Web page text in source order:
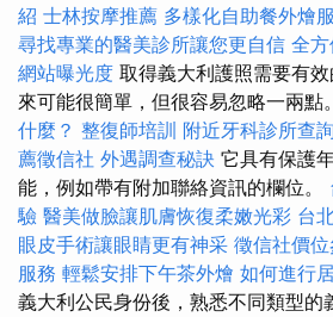
紹 士林按摩推薦 多樣化自助餐外燴
尋找專業的醫美診所讓您更自信 全
網站曝光度 取得義大利護照需要有
來可能很簡單，但很容易忽略一兩點
什麼？ 整復師培訓 附近牙科診所查詢
薦徵信社 外遇調查秘訣 它具有保護
能，例如帶有附加聯絡資訊的欄位。
驗 醫美做臉讓肌膚恢復柔嫩光彩 台
眼皮手術讓眼睛更有神采 徵信社價
服務 輕鬆安排下午茶外燴 如何進行
義大利公民身份後，熟悉不同類型的